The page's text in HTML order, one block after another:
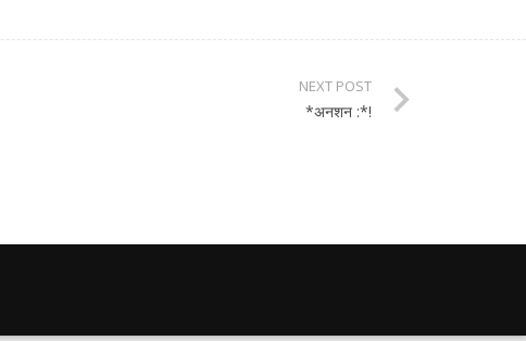
NEXT POST
*अनशन :*!